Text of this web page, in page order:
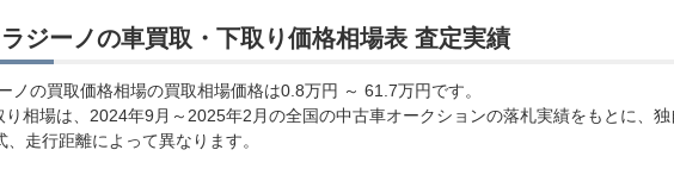
ジーノの車買取・下取り価格相場表 査定実績
ノの買取価格相場の買取相場価格は0.8万円 ～ 61.7万円です。
相場は、2024年9月～2025年2月の全国の中古車オークションの落札実績をもとに、独
走行距離によって異なります。